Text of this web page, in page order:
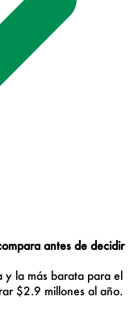
antes de decidir
y la más barata para el
$2.9 millones al año.